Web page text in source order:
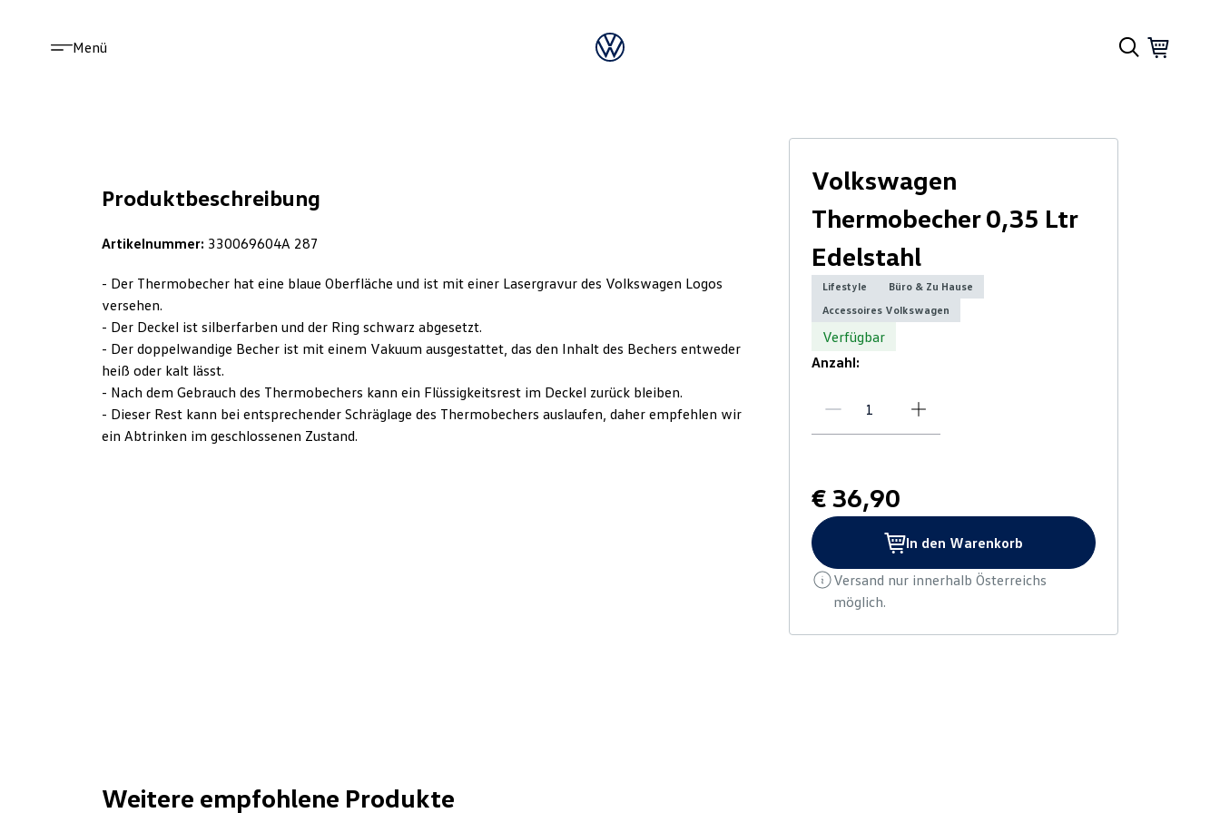
Menü
Produktbeschreibung
Artikelnummer: 330069604A 287
- Der Thermobecher hat eine blaue Oberfläche und ist mit einer Lasergravur des Volkswagen Logos
versehen.
- Der Deckel ist silberfarben und der Ring schwarz abgesetzt.
- Der doppelwandige Becher ist mit einem Vakuum ausgestattet, das den Inhalt des Bechers entweder
heiß oder kalt lässt.
- Nach dem Gebrauch des Thermobechers kann ein Flüssigkeitsrest im Deckel zurück bleiben.
- Dieser Rest kann bei entsprechender Schräglage des Thermobechers auslaufen, daher empfehlen wir
ein Abtrinken im geschlossenen Zustand.
Volkswagen
Thermobecher 0,35 Ltr
Edelstahl
Lifestyle
Büro & Zu Hause
Accessoires Volkswagen
Verfügbar
Anzahl:
€ 36,90
In den Warenkorb
Versand nur innerhalb Österreichs
möglich.
Weitere empfohlene Produkte